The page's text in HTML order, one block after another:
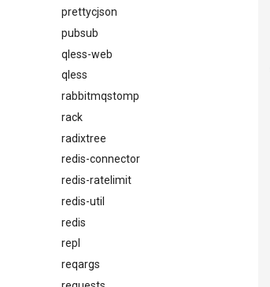
prettycjson
pubsub
qless-web
qless
rabbitmqstomp
rack
radixtree
redis-connector
redis-ratelimit
redis-util
redis
repl
reqargs